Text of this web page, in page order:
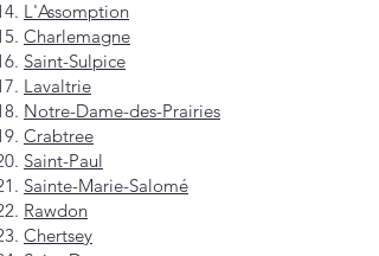
L'Assomption
Charlemagne
Saint-Sulpice
Lavaltrie
Notre-Dame-des-Prairies
Crabtree
Saint-Paul
Sainte-Marie-Salomé
Rawdon
Chertsey